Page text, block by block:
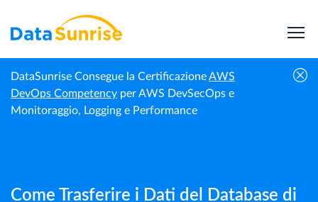
DataSunrise Consegue la CertificazioneAWS
DevOps Competency per AWS DevSecOps e
Monitoraggio, Logging e Performance
Homepage
Guide |
DataSunrise
Come Trasferire i Dati del Database di Audit su
AWS S3 e Leggerli Utilizzando il Servizio AWS
Athena
Come Trasferire i Dati del Database di